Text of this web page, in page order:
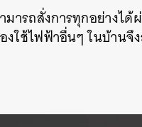
รถสั่งการทุกอย่างได้
งใช้ไฟฟ้าอื่นๆ ในบ้าน